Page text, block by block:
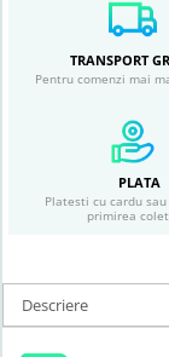
TRANSPORT
Pentru comenzi mai
PLATA
Platesti cu cardu
primirea
Descriere